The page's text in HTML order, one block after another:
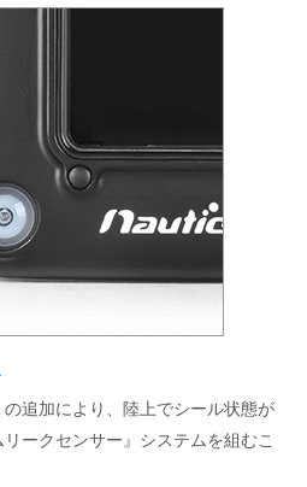
追加により、陸上でシール状態が
ークセンサー』システムを組むこ